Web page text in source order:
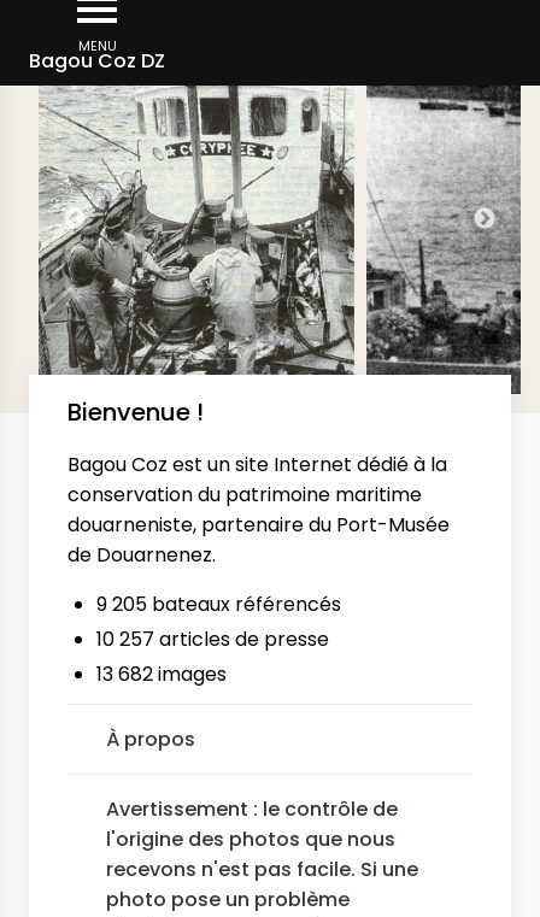
contenu
principal
MENU
Bagou Coz DZ
Bienvenue !
Bagou Coz est un site Internet dédié à la
conservation du patrimoine maritime
douarneniste, partenaire du Port-Musée
de Douarnenez.
9 205 bateaux référencés
10 257 articles de presse
13 682 images
À propos
Avertissement : le contrôle de
l'origine des photos que nous
recevons n'est pas facile. Si une
photo pose un problème